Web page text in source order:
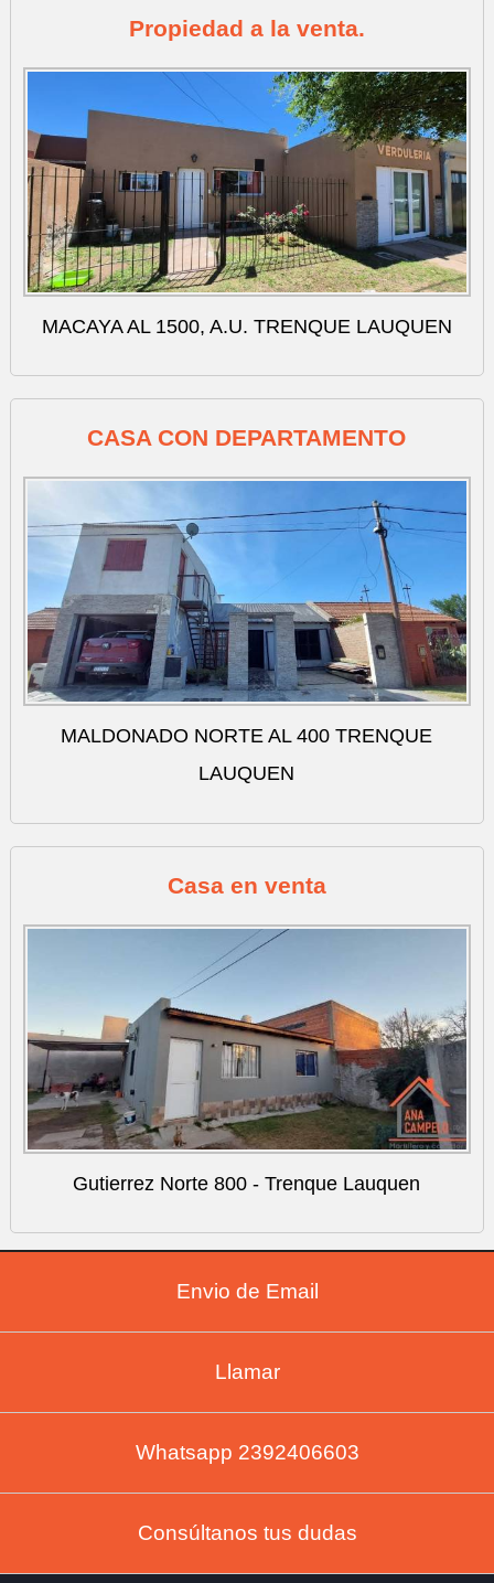
Propiedad a la venta.
MACAYA AL 1500, A.U. TRENQUE LAUQUEN
CASA CON DEPARTAMENTO
MALDONADO NORTE AL 400 TRENQUE
LAUQUEN
Casa en venta
Gutierrez Norte 800 - Trenque Lauquen
Envio de Email
Llamar
Whatsapp 2392406603
Consúltanos tus dudas